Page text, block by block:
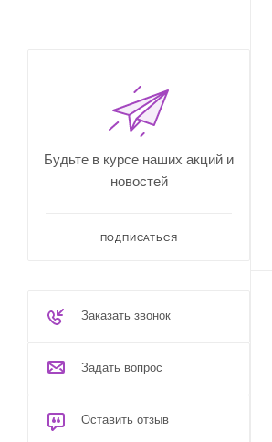
Будьте в курсе наших акций и
новостей
ПОДПИСАТЬСЯ
Заказать звонок
Задать вопрос
Оставить отзыв